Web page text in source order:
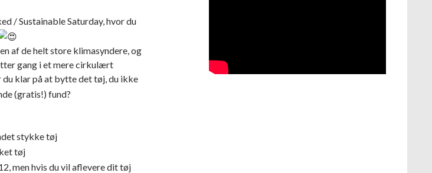
/ Sustainable Saturday, hvor du
af de helt store klimasyndere, og
gang i et mere cirkulært
du klar på at bytte det tøj, du ikke
(gratis!) fund?
stykke tøj
tøj
men hvis du vil aflevere dit tøj